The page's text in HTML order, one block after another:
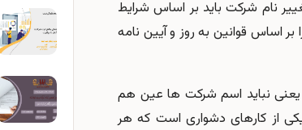
نام شرکت باید بر اساس شرایط
اساس قوانین به روز و آیین نامه
نباید اسم شرکت ها عین هم
از کارهای دشواری است که هر